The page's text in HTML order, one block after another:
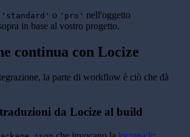
'standard' o 'pro' nell'oggetto
in base al vostro progetto.
continua con Locize
la parte di workflow è ciò che dà
da Locize al build